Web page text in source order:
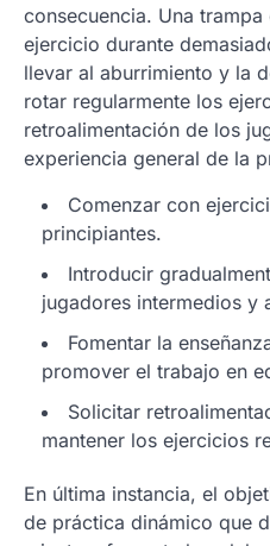
consecuencia. Una
ejercicio durante
llevar al aburrimiento y la
rotar regularmente los
retroalimentación de los
experiencia general de la
Comenzar con
principiantes.
Introducir
jugadores intermedios y
Fomentar la
promover el trabajo en
Solicitar
mantener los ejercicios
En última instancia, el
de práctica dinámico que